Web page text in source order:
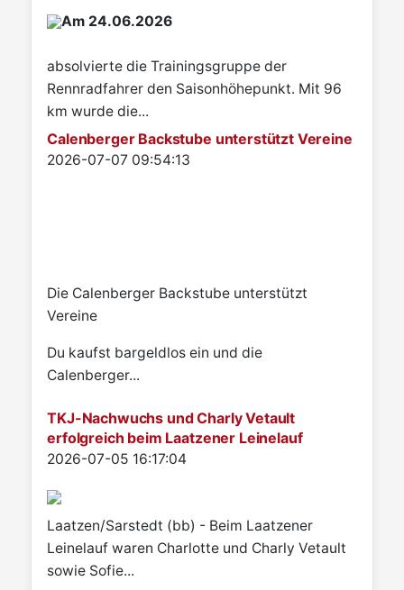
Am 24.06.2026
absolvierte die Trainingsgruppe der
Rennradfahrer den Saisonhöhepunkt. Mit 96
km wurde die...
Calenberger Backstube unterstützt Vereine
Details
2026-07-07 09:54:13
Die Calenberger Backstube unterstützt
Vereine
Du kaufst bargeldlos ein und die
Calenberger...
TKJ-Nachwuchs und Charly Vetault
erfolgreich beim Laatzener Leinelauf
Details
2026-07-05 16:17:04
Laatzen/Sarstedt (bb) - Beim Laatzener
Leinelauf waren Charlotte und Charly Vetault
sowie Sofie...